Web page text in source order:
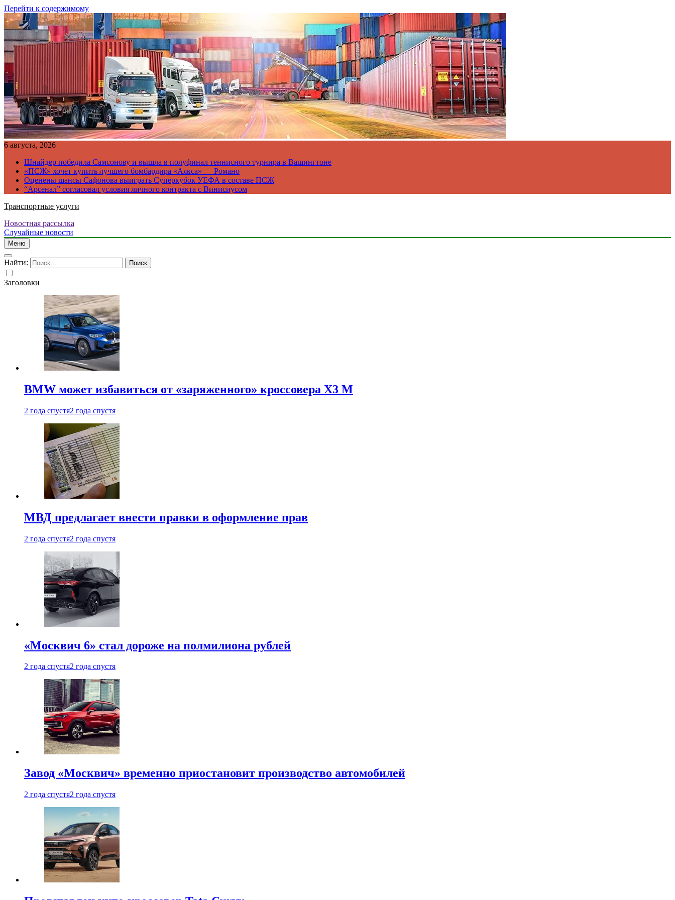
Перейти к содержимому
6 августа, 2026
Шнайдер победила Самсонову и вышла в полуфинал теннисного турнира в Вашингтоне
«ПСЖ» хочет купить лучшего бомбардира «Аякса» — Романо
Оценены шансы Сафонова выиграть Суперкубок УЕФА в составе ПСЖ
“Арсенал” согласовал условия личного контракта с Винисиусом
Транспортные услуги
Новостная рассылка
Случайные новости
Меню
Найти:
Заголовки
BMW может избавиться от «заряженного» кроссовера X3 M
2 года спустя2 года спустя
МВД предлагает внести правки в оформление прав
2 года спустя2 года спустя
«Москвич 6» стал дороже на полмилиона рублей
2 года спустя2 года спустя
Завод «Москвич» временно приостановит производство автомобилей
2 года спустя2 года спустя